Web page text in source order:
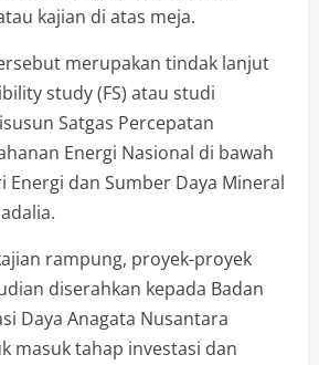
kajian di atas meja.
merupakan tindak lanjut
study (FS) atau studi
Satgas Percepatan
Energi Nasional di bawah
dan Sumber Daya Mineral
rampung, proyek-proyek
diserahkan kepada Badan
Daya Anagata Nusantara
masuk tahap investasi dan